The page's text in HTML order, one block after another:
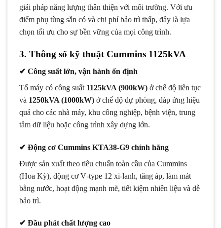
giải pháp năng lượng thân thiện với môi trường. Với ưu
điểm phụ tùng sẵn có và chi phí bảo trì thấp, đây là lựa
chọn tối ưu cho sự bền vững của mọi công trình.
3. Thông số kỹ thuật Cummins 1125kVA
✔ Công suất lớn, vận hành ổn định
Tổ máy có công suất 1125kVA (900kW) ở chế độ liên tục
và 1250kVA (1000kW) ở chế độ dự phòng, đáp ứng hiệu
quả cho các nhà máy, khu công nghiệp, bệnh viện, trung
tâm dữ liệu hoặc công trình xây dựng lớn.
✔ Động cơ Cummins KTA38‑G9 chính hãng
Được sản xuất theo tiêu chuẩn toàn cầu của Cummins
(Hoa Kỳ), động cơ V‑type 12 xi-lanh, tăng áp, làm mát
bằng nước, hoạt động mạnh mẽ, tiết kiệm nhiên liệu và dễ
bảo trì.
✔ Đầu phát chất lượng cao